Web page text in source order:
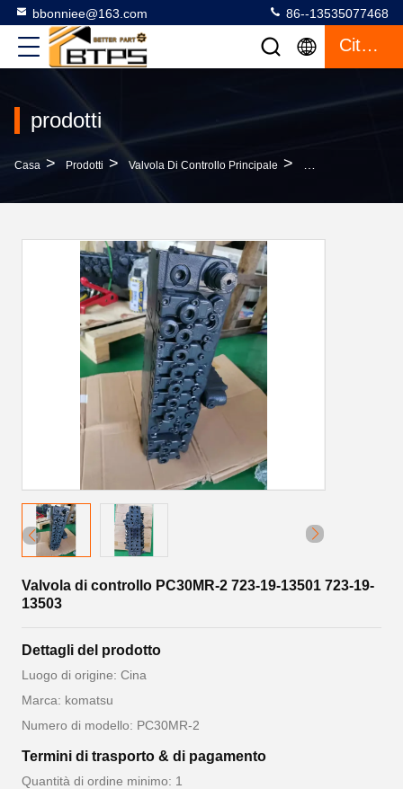
bbonniee@163.com 86--13535077468
Citazione
prodotti
Casa > Prodotti > Valvola Di Controllo Principale > Valvola Di
Valvola di controllo PC30MR-2 723-19-13501 723-19-
13503
Dettagli del prodotto
Luogo di origine: Cina
Marca: komatsu
Numero di modello: PC30MR-2
Termini di trasporto & di pagamento
Quantità di ordine minimo: 1